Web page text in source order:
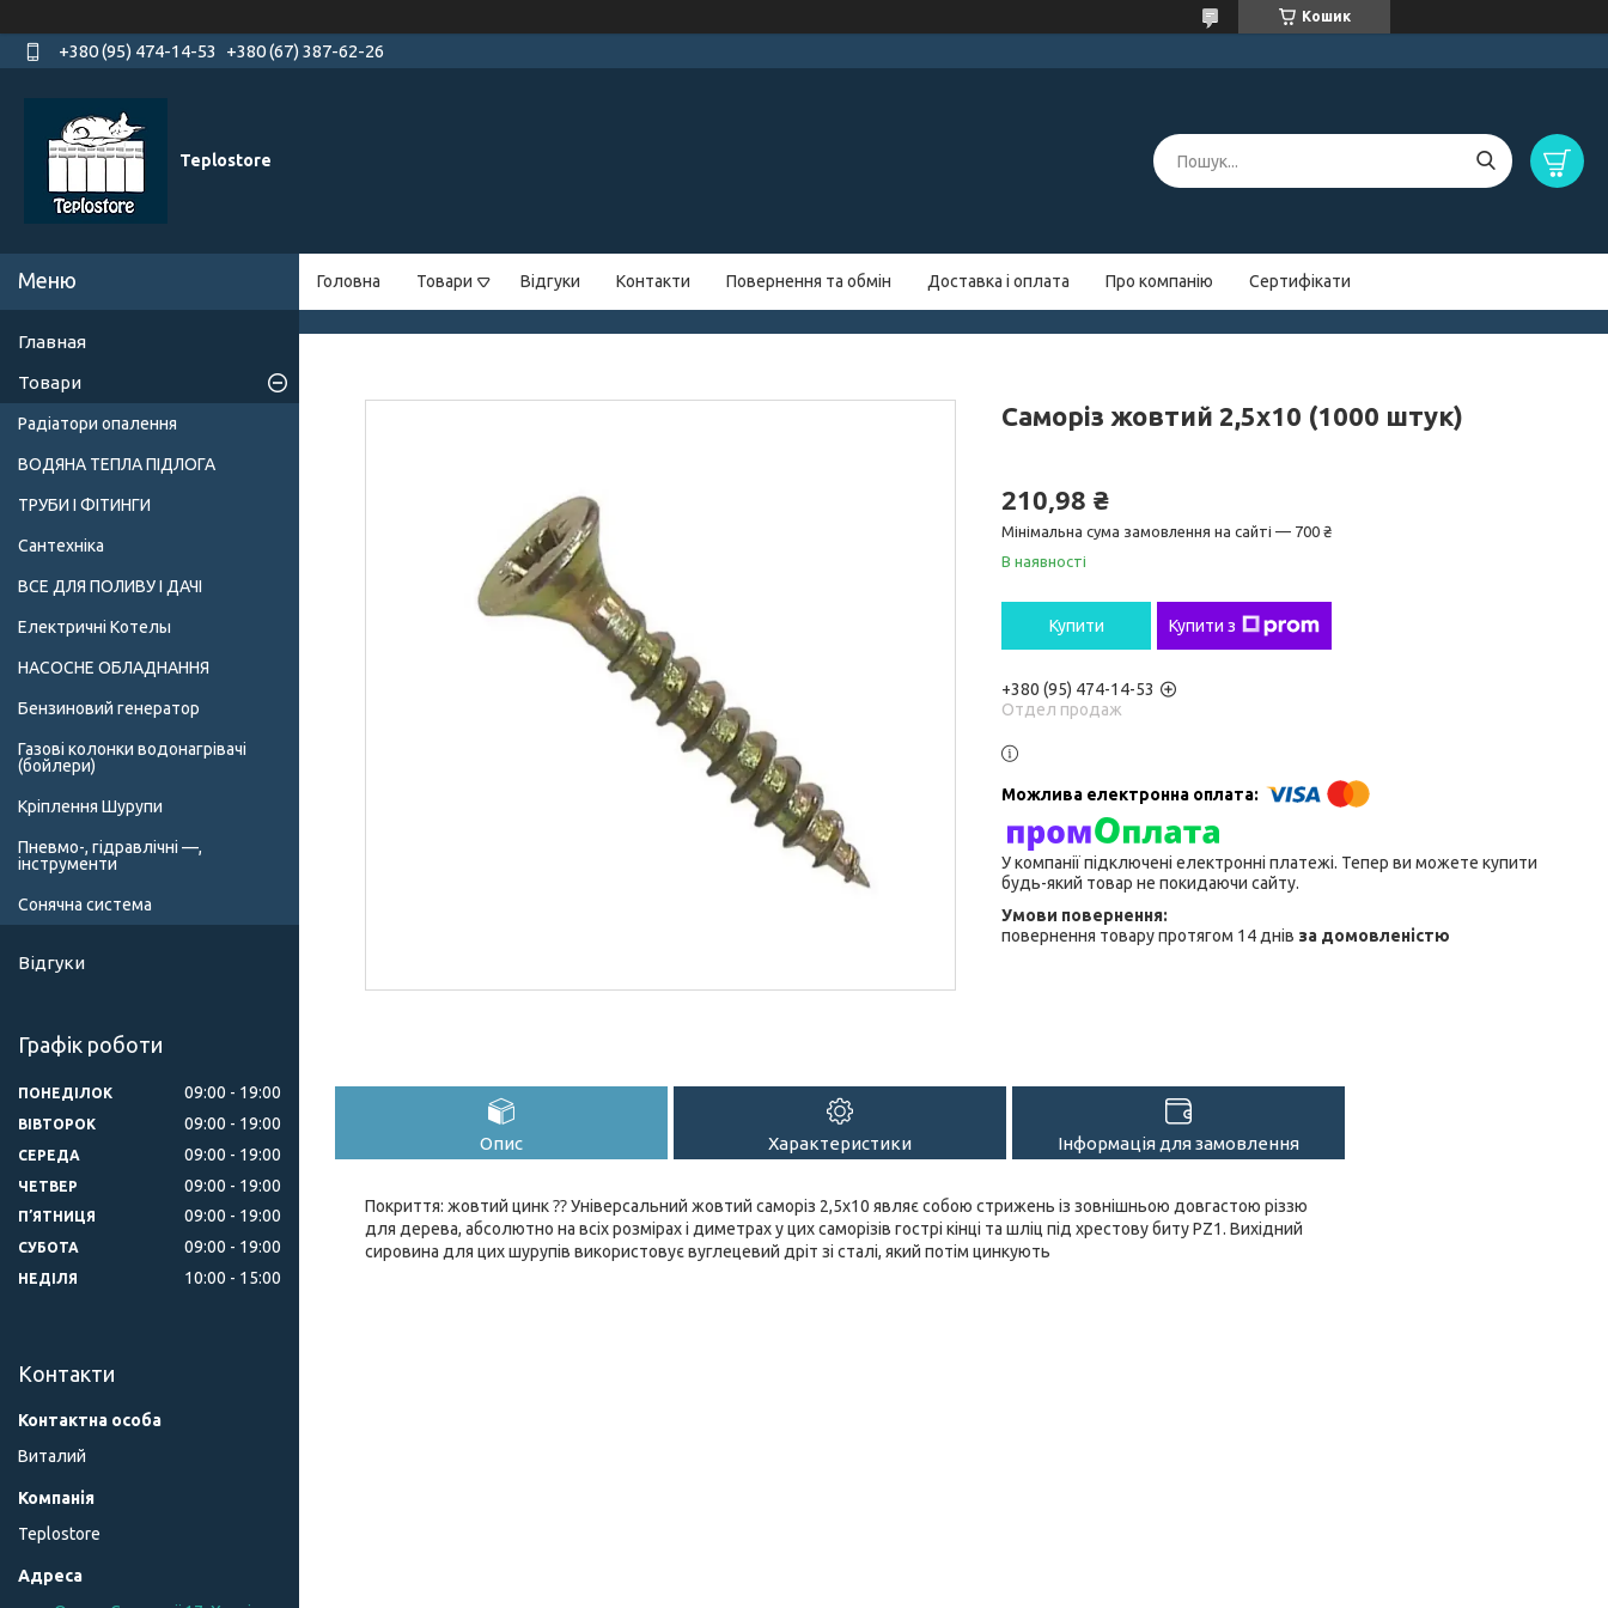
Кошик
+380 (95) 474-14-53 +380 (67) 387-62-26
Teplostore
Головна Товари Відгуки Контакти Повернення та обмін Доставка і оплата Про компанію Сертифікати
Саморіз жовтий 2,5х10 (1000 штук)
210,98 ₴
Мінімальна сума замовлення на сайті — 700 ₴
В наявності
Купити Купити з
+380 (95) 474-14-53
Отдел продаж
У компанії підключені електронні платежі. Тепер ви можете купити
будь-який товар не покидаючи сайту.
повернення товару протягом 14 днів за домовленістю
Опис Характеристики Інформація для замовлення
Покриття: жовтий цинк ⁇ Універсальний жовтий саморіз 2,5х10 являє собою стрижень із зовнішньою довгастою різзю
для дерева, абсолютно на всіх розмірах і диметрах у цих саморізів гострі кінці та шліц під хрестову биту PZ1. Вихідний
сировина для цих шурупів використовує вуглецевий дріт зі сталі, який потім цинкують
Главная
Товари
Радіатори опалення
ВОДЯНА ТЕПЛА ПІДЛОГА
ТРУБИ І ФІТИНГИ
Сантехніка
ВСЕ ДЛЯ ПОЛИВУ І ДАЧІ
Електричні Котелы
НАСОСНЕ ОБЛАДНАННЯ
Бензиновий генератор
Газові колонки водонагрівачі
(бойлери)
Кріплення Шурупи
Пневмо-, гідравлічні —,
інструменти
Сонячна система
Відгуки
Графік роботи
ПОНЕДІЛОК 09:00 19:00
ВІВТОРОК 09:00 19:00
СЕРЕДА 09:00 19:00
ЧЕТВЕР 09:00 19:00
ПʼЯТНИЦЯ 09:00 19:00
СУБОТА 09:00 19:00
НЕДІЛЯ 10:00 15:00
Контакти
Виталий
Teplostore